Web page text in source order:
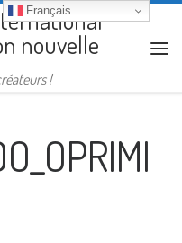
nouvelle
!
Français